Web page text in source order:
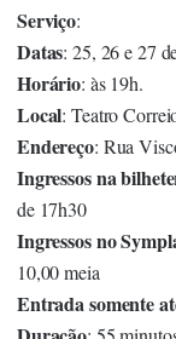
Serviço:
Datas: 25, 26 e 27
Horário: às 19h.
Local: Teatro
Endereço: Rua
Ingressos na
de 17h30
Ingressos no
10,00 meia
Entrada somente